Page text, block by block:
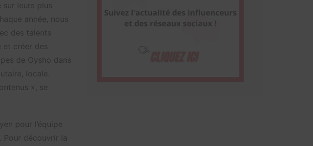
sur leurs plus
année, nous
des talents
et créer des
de Oysho dans
locale.
», se
pour l’équipe
Pour découvrir la